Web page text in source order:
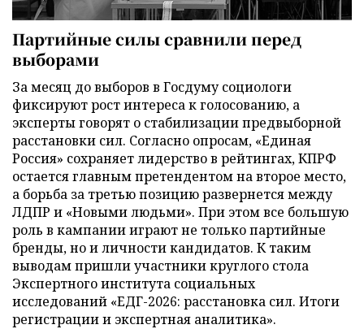
Партийные силы сравнили перед
выборами
За месяц до выборов в Госдуму социологи
фиксируют рост интереса к голосованию, а
эксперты говорят о стабилизации предвыборной
расстановки сил. Согласно опросам, «Единая
Россия» сохраняет лидерство в рейтингах, КПРФ
остается главным претендентом на второе место,
а борьба за третью позицию развернется между
ЛДПР и «Новыми людьми». При этом все большую
роль в кампании играют не только партийные
бренды, но и личности кандидатов. К таким
выводам пришли участники круглого стола
Экспертного института социальных
исследований «ЕДГ-2026: расстановка сил. Итоги
регистрации и экспертная аналитика».